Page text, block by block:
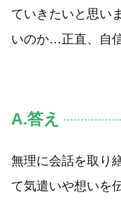
ていきたいと思い
いのか…正直、自
A.答え
無理に会話を取り
て気遣いや想いを